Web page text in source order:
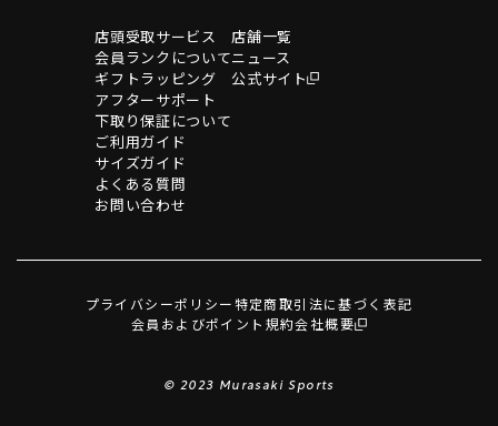
店頭受取サービス
会員ランクについて
ギフトラッピング
アフターサポート
下取り保証について
ご利用ガイド
サイズガイド
よくある質問
お問い合わせ
店舗一覧
ニュース
公式サイト
プライバシーポリシー特定商取引法に基づく表記
会員およびポイント規約会社概要
© 2023 Murasaki Sports